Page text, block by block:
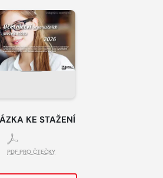
KE STAŽENÍ
PDF PRO ČTEČKY